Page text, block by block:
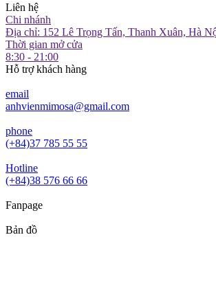
Liên hệ
Chi nhánh
Địa chỉ: 152 Lê Trọng Tấn, Thanh Xuân, Hà
Thời gian mở cửa
8:30 - 21:00
Hỗ trợ khách hàng
email
anhvienmimosa@gmail.com
phone
(+84)37 785 55 55
Hotline
(+84)38 576 66 66
Fanpage
Bản đồ